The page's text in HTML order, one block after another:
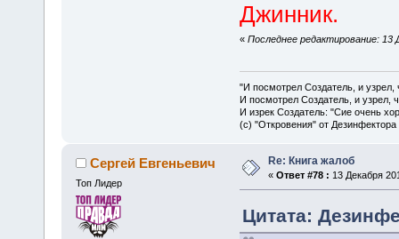
Джинник.
« Последнее редактирование:
"И посмотрел Создатель, и
И посмотрел Создатель, и узрел,
И изрек Создатель: "Сие очень
(с) "Откровения" от Дезинфектора
Сергей Евгеньевич
Топ Лидер
Re: Книга жалоб
« Ответ #78 : 13 Декабря
Цитата: